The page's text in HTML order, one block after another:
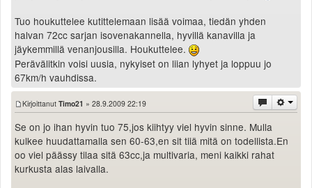
Tuo houkuttelee kutittelemaan lisää voimaa, tiedän yhden
halvan 72cc sarjan isovenakannella, hyvillä kanavilla ja
jäykemmillä venanjousilla. Houkuttelee.
Perävälitkin voisi uusia, nykyiset on liian lyhyet ja loppuu jo
67km/h vauhdissa.
Kirjoittanut Timo21 » 28.9.2009 22:19
Se on jo ihan hyvin tuo 75,jos kiihtyy viel hyvin sinne. Mulla
kulkee huudattamalla sen 60-63,en sit tiiä mitä on todellista.En
oo viel päässy tilaa sitä 63cc,ja multivaria, meni kaikki rahat
kurkusta alas laivalla.